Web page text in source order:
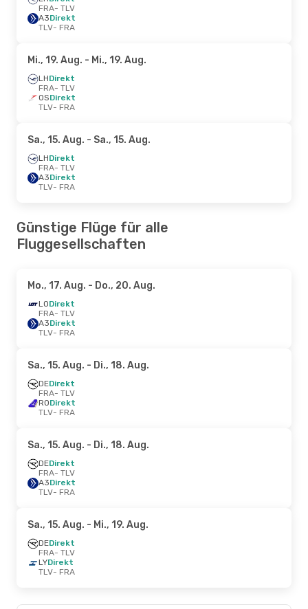
FRA- TLV
A3Direkt
TLV- FRA
Mi., 19. Aug. - Mi., 19. Aug.
LHDirekt
FRA- TLV
OSDirekt
TLV- FRA
Sa., 15. Aug. - Sa., 15. Aug.
LHDirekt
FRA- TLV
A3Direkt
TLV- FRA
Günstige Flüge für alle
Fluggesellschaften
Mo., 17. Aug. - Do., 20. Aug.
LODirekt
FRA- TLV
A3Direkt
TLV- FRA
Sa., 15. Aug. - Di., 18. Aug.
DEDirekt
FRA- TLV
RODirekt
TLV- FRA
Sa., 15. Aug. - Di., 18. Aug.
DEDirekt
FRA- TLV
A3Direkt
TLV- FRA
Sa., 15. Aug. - Mi., 19. Aug.
DEDirekt
FRA- TLV
LYDirekt
TLV- FRA